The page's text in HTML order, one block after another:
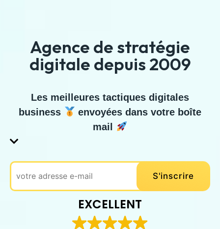
Agence de stratégie
digitale depuis 2009
Les meilleures tactiques digitales
business
envoyées dans votre boîte
mail
EXCELLENT